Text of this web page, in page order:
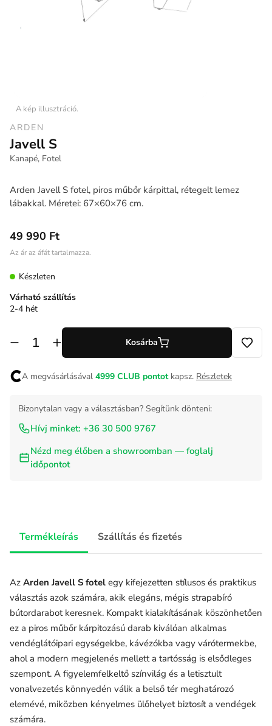
A kép illusztráció.
ARDEN
Javell S
Kanapé, Fotel
Arden Javell S fotel, piros műbőr kárpittal, rétegelt lemez
lábakkal. Méretei: 67×60×76 cm.
49 990 Ft
Az ár az áfát tartalmazza.
Készleten
Várható szállítás
2-4 hét
Kosárba
A megvásárlásával 4999 CLUB pontot kapsz. Részletek
Bizonytalan vagy a választásban? Segítünk dönteni:
Hívj minket: +36 30 500 9767
Nézd meg élőben a showroomban — foglalj
időpontot
Termékleírás Szállítás és fizetés
Az Arden Javell S fotel egy kifejezetten stílusos és praktikus
választás azok számára, akik elegáns, mégis strapabíró
bútordarabot keresnek. Kompakt kialakításának köszönhetően
ez a piros műbőr kárpitozású darab kiválóan alkalmas
vendéglátóipari egységekbe, kávézókba vagy várótermekbe,
ahol a modern megjelenés mellett a tartósság is elsődleges
szempont. A figyelemfelkeltő színvilág és a letisztult
vonalvezetés könnyedén válik a belső tér meghatározó
elemévé, miközben kényelmes ülőhelyet biztosít a vendégek
számára.